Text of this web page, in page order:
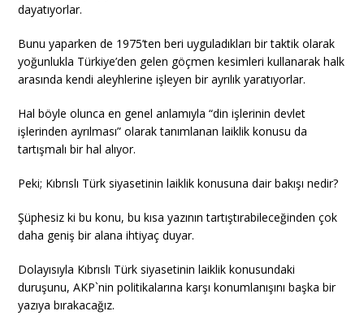
dayatıyorlar.
Bunu yaparken de 1975’ten beri uyguladıkları bir taktik olarak
yoğunlukla Türkiye’den gelen göçmen kesimleri kullanarak halk
arasında kendi aleyhlerine işleyen bir ayrılık yaratıyorlar.
Hal böyle olunca en genel anlamıyla “din işlerinin devlet
işlerinden ayrılması” olarak tanımlanan laiklik konusu da
tartışmalı bir hal alıyor.
Peki; Kıbrıslı Türk siyasetinin laiklik konusuna dair bakışı nedir?
Şüphesiz ki bu konu, bu kısa yazının tartıştırabileceğinden çok
daha geniş bir alana ihtiyaç duyar.
Dolayısıyla Kıbrıslı Türk siyasetinin laiklik konusundaki
duruşunu, AKP`nin politikalarına karşı konumlanışını başka bir
yazıya bırakacağız.